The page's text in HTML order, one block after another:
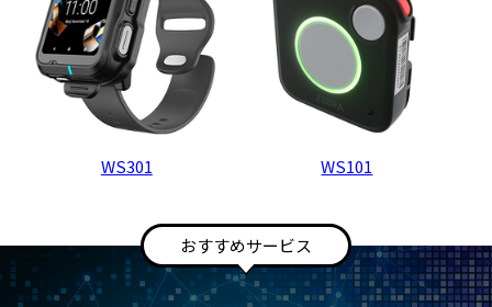
WS301 WS101
おすすめサービス